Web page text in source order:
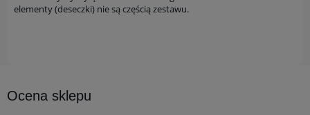
elementy (deseczki) nie są częścią zestawu.
Ocena sklepu